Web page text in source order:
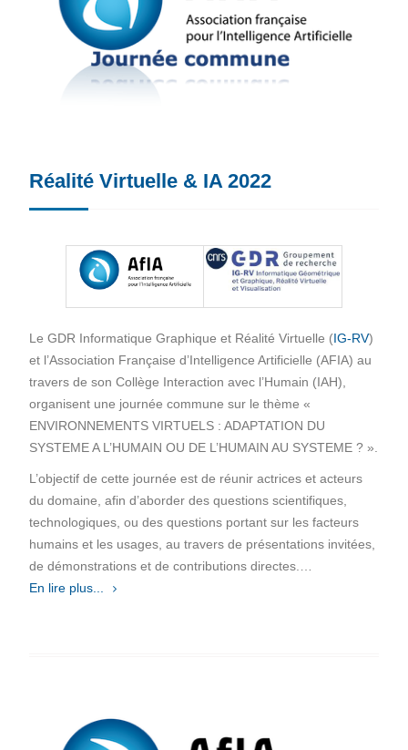
Réalité Virtuelle & IA 2022
Le GDR Informatique Graphique et Réalité Virtuelle (IG-RV)
et l’Association Française d’Intelligence Artificielle (AFIA) au
travers de son Collège Interaction avec l’Humain (IAH),
organisent une journée commune sur le thème «
ENVIRONNEMENTS VIRTUELS : ADAPTATION DU
SYSTEME A L’HUMAIN OU DE L’HUMAIN AU SYSTEME ? ».
L’objectif de cette journée est de réunir actrices et acteurs
du domaine, afin d’aborder des questions scientifiques,
technologiques, ou des questions portant sur les facteurs
humains et les usages, au travers de présentations invitées,
de démonstrations et de contributions directes.…
En lire plus...